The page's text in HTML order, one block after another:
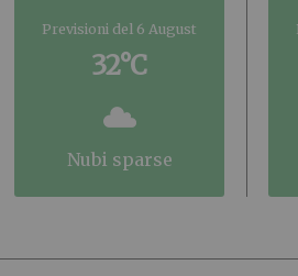
Previsioni del 6 August
32°C
nubi sparse